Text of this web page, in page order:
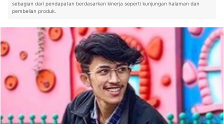
sebagian dari pendapatan berdasarkan kinerja seperti kunjungan halaman dan
pembelian produk.